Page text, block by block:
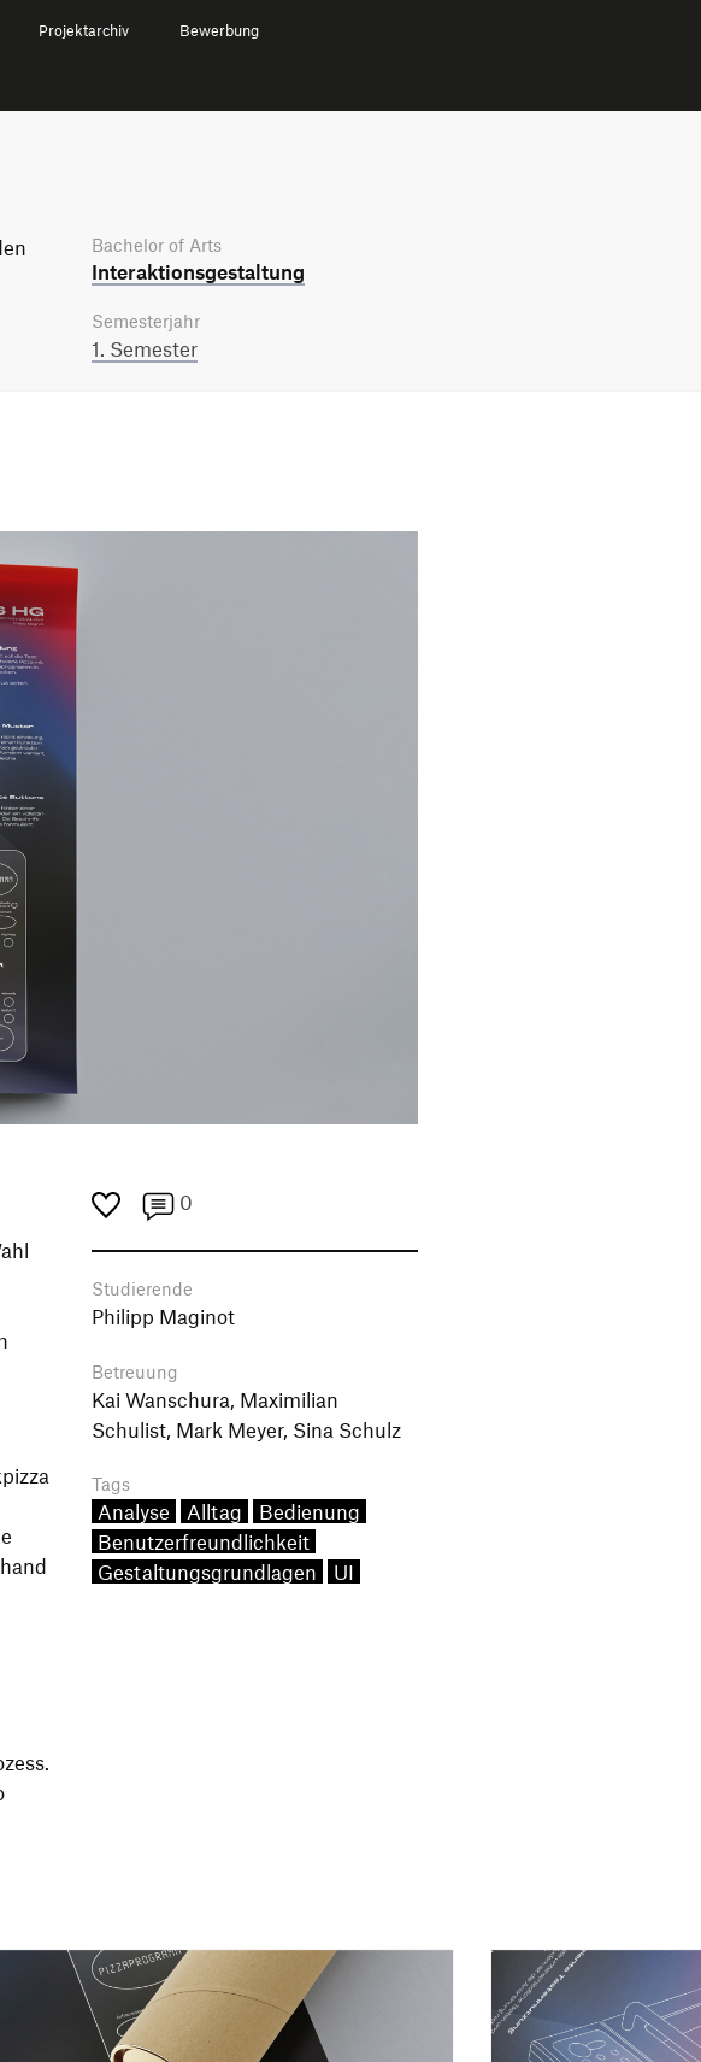
Projektarchiv Bewerbung
Bachelor of Arts
Interaktions­gestaltung
Semesterjahr
1. Semester
0
Studierende
Philipp Maginot
Betreuung
Kai Wanschura, Maximilian
Schulist, Mark Meyer, Sina Schulz
Tags
Analyse Alltag
Bedienung
Benutzerfreundlichkeit
Gestaltungsgrundlagen
UI